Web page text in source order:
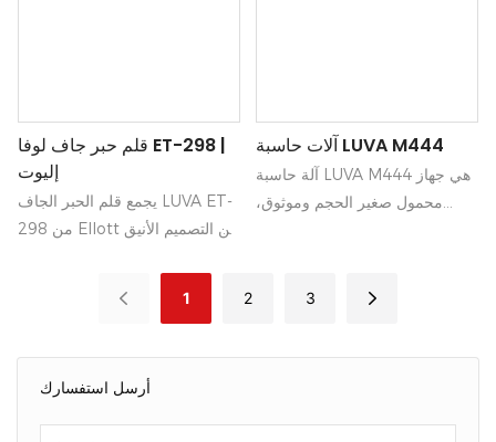
أرسل استفسارك
قلم حبر جاف لوفا ET-298 |
إليوت
يجمع قلم الحبر الجاف LUVA ET-
298 من Ellott بين التصميم الأنيق
والشخصي على حد سواء. يضمن
آلات حاسبة LUVA M444
آلة حاسبة LUVA M444 هي جهاز
محمول صغير الحجم وموثوق،
1 2 3